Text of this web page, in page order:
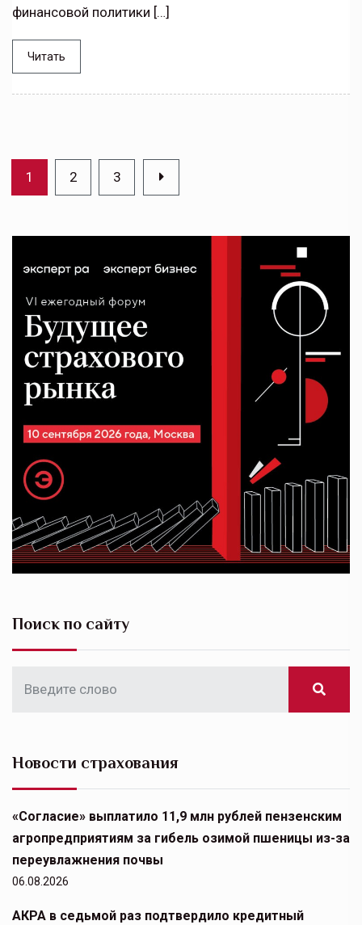
финансовой политики […]
Читать
1 2 3
Поиск по сайту
Новости страхования
«Согласие» выплатило 11,9 млн рублей пензенским
агропредприятиям за гибель озимой пшеницы из-за
переувлажнения почвы
06.08.2026
АКРА в седьмой раз подтвердило кредитный